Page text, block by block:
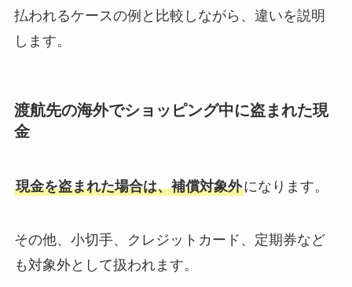
払われるケースの例と比較しながら、違いを説明
します。
渡航先の海外でショッピング中に盗まれた現
金
現金を盗まれた場合は、補償対象外になります。
その他、 小切手、クレジットカード、定期券など
も対象外として扱われます。